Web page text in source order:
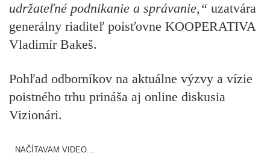
udržateľné podnikanie a správanie,“ uzatvára
generálny riaditeľ poisťovne KOOPERATIVA
Vladimír Bakeš.
Pohľad odborníkov na aktuálne výzvy a vízie
poistného trhu prináša aj online diskusia
Vizionári.
NAČÍTAVAM VIDEO...